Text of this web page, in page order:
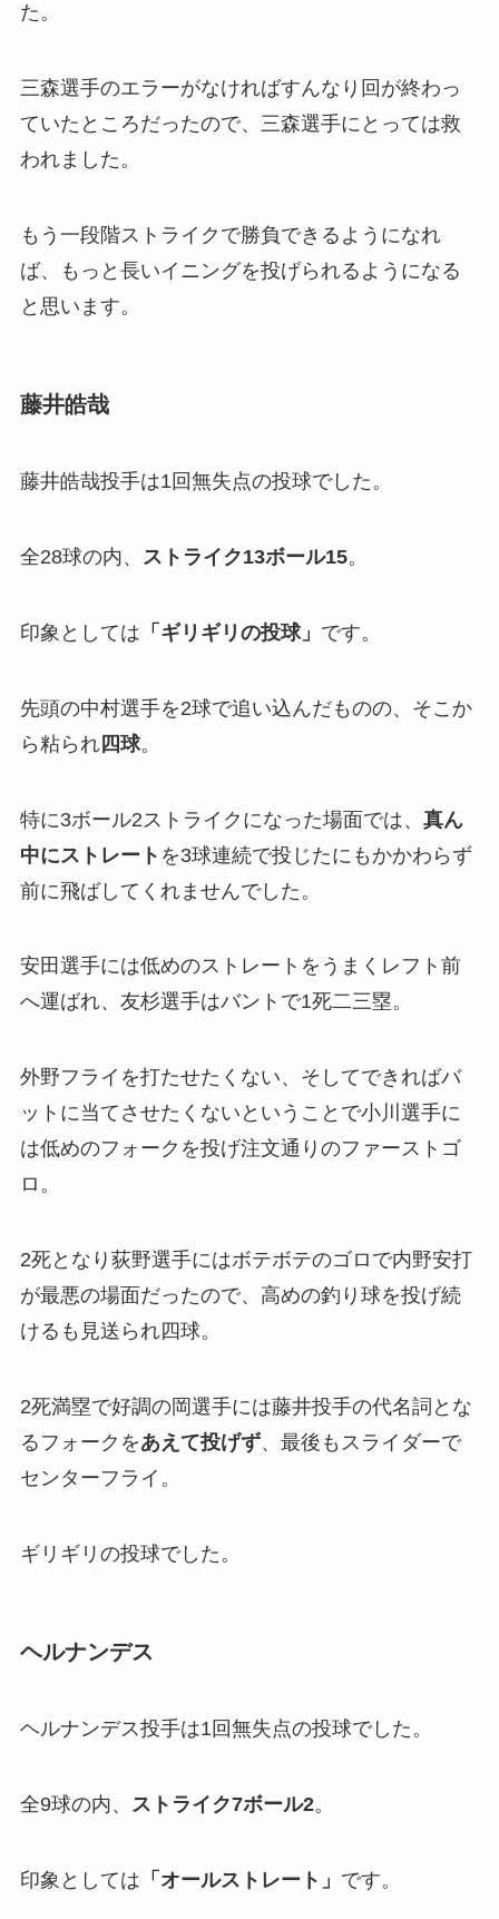
た。
三森選手のエラーがなければすんなり回が終わっ
ていたところだったので、三森選手にとっては救
われました。
もう一段階ストライクで勝負できるようになれ
ば、もっと長いイニングを投げられるようになる
と思います。
藤井皓哉
藤井皓哉投手は1回無失点の投球でした。
全28球の内、 ストライク13ボール15。
印象としては 「ギリギリの投球」 です。
先頭の中村選手を2球で追い込んだものの、そこか
ら粘られ四球。
特に3ボール2ストライクになった場面では、 真ん
中にストレート を3球連続で投じたにもかかわらず
前に飛ばしてくれませんでした。
安田選手には低めのストレートをうまくレフト前
へ運ばれ、友杉選手はバントで1死二三塁。
外野フライを打たせたくない、そしてできればバ
ットに当てさせたくないということで小川選手に
は低めのフォークを投げ注文通りのファーストゴ
ロ。
2死となり荻野選手にはボテボテのゴロで内野安打
が最悪の場面だったので、高めの釣り球を投げ続
けるも見送られ四球。
2死満塁で好調の岡選手には藤井投手の代名詞とな
るフォークをあえて投げず、最後もスライダーで
センターフライ。
ギリギリの投球でした。
ヘルナンデス
ヘルナンデス投手は1回無失点の投球でした。
全9球の内、 ストライク7ボール2。
印象としては 「オールストレート」 です。